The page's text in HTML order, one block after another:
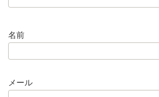
名前
メール